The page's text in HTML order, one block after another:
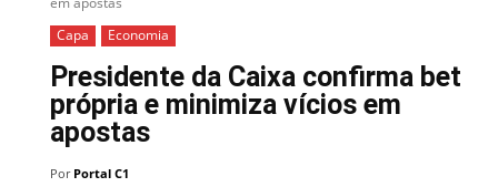
Capa
Economia
Presidente da Caixa confirma bet
própria e minimiza vícios em
apostas
Por Portal C1